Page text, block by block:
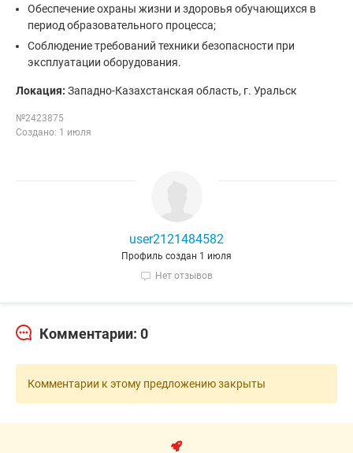
Обеспечение охраны жизни и здоровья обучающихся в
период образовательного процесса;
Соблюдение требований техники безопасности при
эксплуатации оборудования.
Локация: Западно-Казахстанская область, г. Уральск
№2423875
Создано: 1 июля
user2121484582
Профиль создан 1 июля
Нет отзывов
Комментарии: 0
Комментарии к этому предложению закрыты